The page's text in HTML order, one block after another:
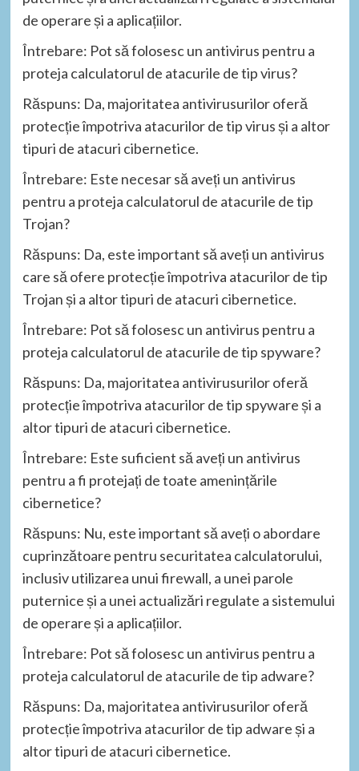
de operare și a aplicațiilor.
Întrebare: Pot să folosesc un antivirus pentru a
proteja calculatorul de atacurile de tip virus?
Răspuns: Da, majoritatea antivirusurilor oferă
protecție împotriva atacurilor de tip virus și a altor
tipuri de atacuri cibernetice.
Întrebare: Este necesar să aveți un antivirus
pentru a proteja calculatorul de atacurile de tip
Trojan?
Răspuns: Da, este important să aveți un antivirus
care să ofere protecție împotriva atacurilor de tip
Trojan și a altor tipuri de atacuri cibernetice.
Întrebare: Pot să folosesc un antivirus pentru a
proteja calculatorul de atacurile de tip spyware?
Răspuns: Da, majoritatea antivirusurilor oferă
protecție împotriva atacurilor de tip spyware și a
altor tipuri de atacuri cibernetice.
Întrebare: Este suficient să aveți un antivirus
pentru a fi protejați de toate amenințările
cibernetice?
Răspuns: Nu, este important să aveți o abordare
cuprinzătoare pentru securitatea calculatorului,
inclusiv utilizarea unui firewall, a unei parole
puternice și a unei actualizări regulate a sistemului
de operare și a aplicațiilor.
Întrebare: Pot să folosesc un antivirus pentru a
proteja calculatorul de atacurile de tip adware?
Răspuns: Da, majoritatea antivirusurilor oferă
protecție împotriva atacurilor de tip adware și a
altor tipuri de atacuri cibernetice.